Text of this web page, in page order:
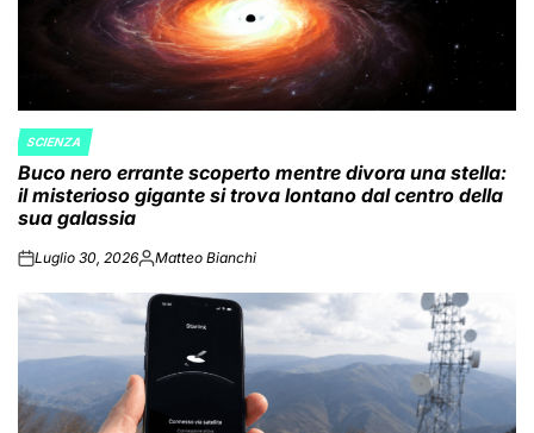
POSTED
IN
SCIENZA
Buco nero errante scoperto mentre divora una stella:
il misterioso gigante si trova lontano dal centro della
sua galassia
onLuglio 30, 2026Posted
Matteo Bianchi